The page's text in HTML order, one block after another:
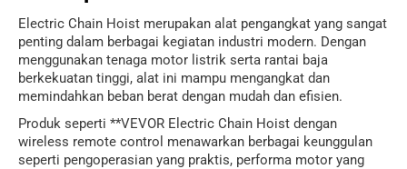
Electric Chain Hoist merupakan alat pengangkat yang sangat
penting dalam berbagai kegiatan industri modern. Dengan
menggunakan tenaga motor listrik serta rantai baja
berkekuatan tinggi, alat ini mampu mengangkat dan
memindahkan beban berat dengan mudah dan efisien.
Produk seperti **VEVOR Electric Chain Hoist dengan
wireless remote control menawarkan berbagai keunggulan
seperti pengoperasian yang praktis, performa motor yang